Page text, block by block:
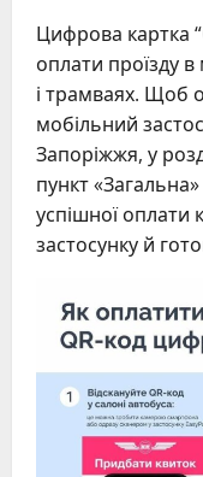
Цифрова картка
оплати проїзду в
і трамваях. Щоб
мобільний
Запоріжжя, у
пункт
успішної оплати
застосунку й